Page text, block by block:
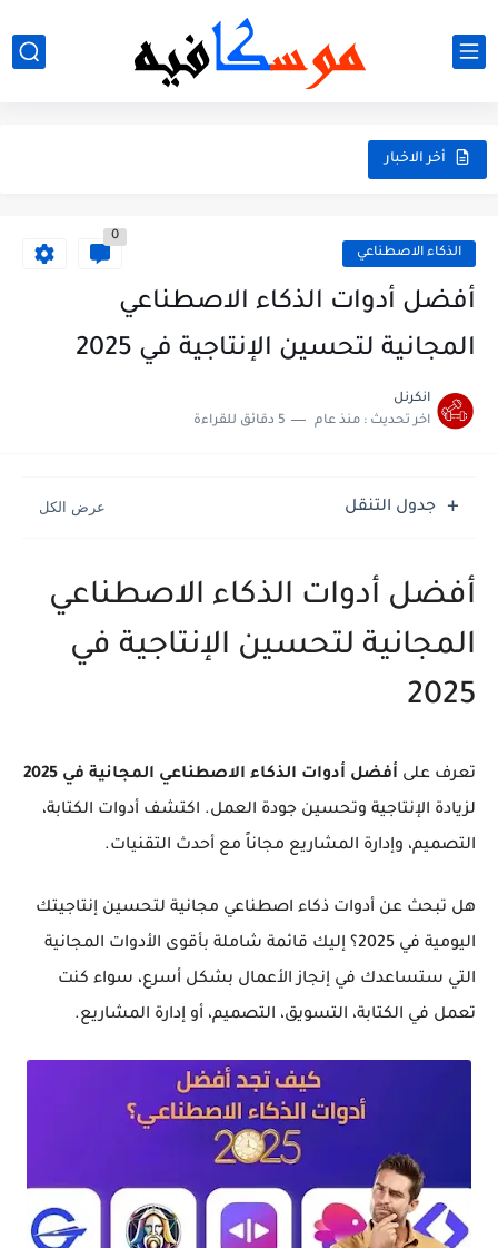
أخر الاخبار
الذكاء الاصطناعي
0
أفضل أدوات الذكاء الاصطناعي
المجانية لتحسين الإنتاجية في 2025
انكرنل
اخر تحديث : منذ عام 5 دقائق للقراءة
جدول التنقل
أفضل أدوات الذكاء الاصطناعي
المجانية لتحسين الإنتاجية في
2025
تعرف على أفضل أدوات الذكاء الاصطناعي المجانية في 2025
لزيادة الإنتاجية وتحسين جودة العمل. اكتشف أدوات الكتابة،
التصميم، وإدارة المشاريع مجاناً مع أحدث التقنيات.
هل تبحث عن أدوات ذكاء اصطناعي مجانية لتحسين إنتاجيتك
اليومية في 2025؟
إليك قائمة شاملة بأقوى الأدوات المجانية
التي ستساعدك في إنجاز الأعمال بشكل أسرع، سواء كنت
تعمل في الكتابة، التسويق، التصميم، أو إدارة المشاريع.